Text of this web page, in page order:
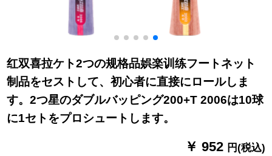
红双喜拉ケト2つの规格品娯楽训练フートネット
制品をセストして、初心者に直接にロールしま
す。2つ星のダブルバッピング200+T 2006は10球
に1セトをプロシュートします。
￥ 952 円(税込)